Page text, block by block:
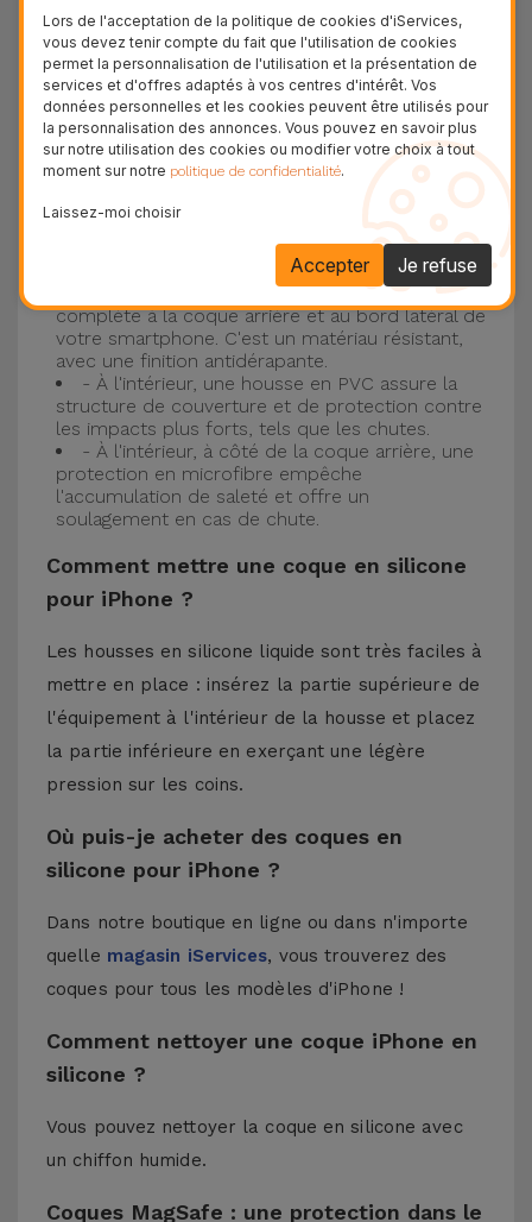
Protection à 3 couches avec coques en
silicone
Nos coques en silicone pour iPhone ont une
construction robuste et de qualité, avec une
construction à trois couches, pour éviter au
maximum les accidents et les casses !
- Une première couche de silicone liquide
donne de la couleur et une couverture
complète à la coque arrière et au bord latéral de
votre smartphone. C'est un matériau résistant,
avec une finition antidérapante.
- À l'intérieur, une housse en PVC assure la
structure de couverture et de protection contre
les impacts plus forts, tels que les chutes.
- À l'intérieur, à côté de la coque arrière, une
protection en microfibre empêche
l'accumulation de saleté et offre un
soulagement en cas de chute.
Comment mettre une coque en silicone
pour iPhone ?
Les housses en silicone liquide sont très faciles à
mettre en place : insérez la partie supérieure de
l'équipement à l'intérieur de la housse et placez
la partie inférieure en exerçant une légère
pression sur les coins.
Où puis-je acheter des coques en
silicone pour iPhone ?
Dans notre boutique en ligne ou dans n'importe
quelle magasin iServices, vous trouverez des
coques pour tous les modèles d'iPhone !
Comment nettoyer une coque iPhone en
silicone ?
Vous pouvez nettoyer la coque en silicone avec
un chiffon humide.
Coques MagSafe : une protection dans le
Lors de l'acceptation de la politique de cookies d'iServices,
vous devez tenir compte du fait que l'utilisation de cookies
permet la personnalisation de l'utilisation et la présentation de
services et d'offres adaptés à vos centres d'intérêt. Vos
données personnelles et les cookies peuvent être utilisés pour
la personnalisation des annonces. Vous pouvez en savoir plus
sur notre utilisation des cookies ou modifier votre choix à tout
moment sur notre politique de confidentialité.
Laissez-moi choisir
Je refuse
Accepter